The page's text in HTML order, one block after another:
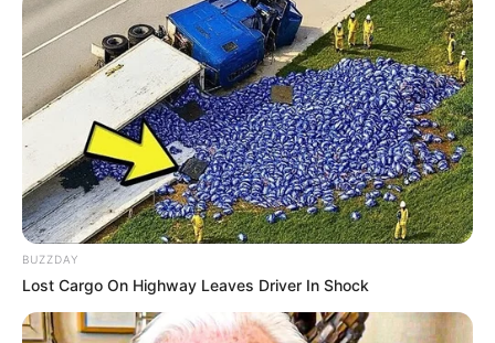
BUZZDAY
Lost Cargo On Highway Leaves Driver In Shock